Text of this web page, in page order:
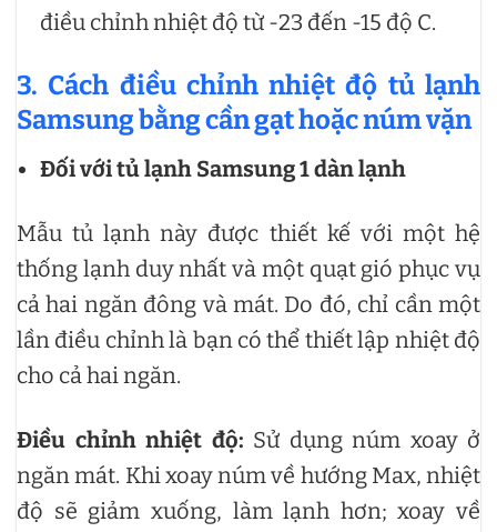
điều chỉnh nhiệt độ từ -23 đến -15 độ C.
3. Cách điều chỉnh nhiệt độ tủ lạnh
Samsung bằng cần gạt hoặc núm vặn
Đối với tủ lạnh Samsung 1 dàn lạnh
Mẫu tủ lạnh này được thiết kế với một hệ
thống lạnh duy nhất và một quạt gió phục vụ
cả hai ngăn đông và mát. Do đó, chỉ cần một
lần điều chỉnh là bạn có thể thiết lập nhiệt độ
cho cả hai ngăn.
Điều chỉnh nhiệt độ: Sử dụng núm xoay ở
ngăn mát. Khi xoay núm về hướng Max, nhiệt
độ sẽ giảm xuống, làm lạnh hơn; xoay về